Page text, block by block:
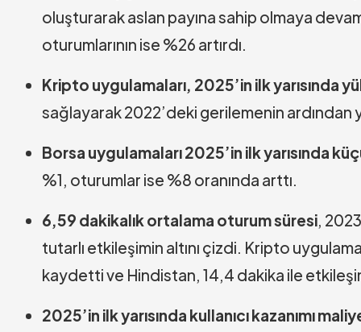
oluşturarak aslan payına sahip olmaya
oturumlarının ise %26 artırdı.
Kripto uygulamaları, 2025’in ilk yarısında
sağlayarak 2022’deki gerilemenin ardından
Borsa uygulamaları 2025’in ilk yarısında
%1, oturumlar ise %8 oranında arttı.
6,59 dakikalık ortalama oturum süresi,
tutarlı etkileşimin altını çizdi. Kripto
kaydetti ve Hindistan, 14,4 dakika ile
2025’in ilk yarısında kullanıcı kazanımı